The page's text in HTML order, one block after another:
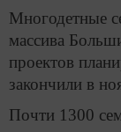
Многодетные
массива
проектов
закончили в
Почти 1300